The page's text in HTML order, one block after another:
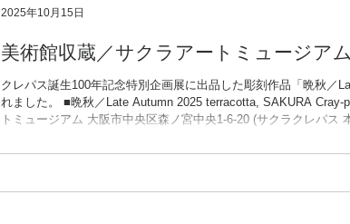
美術館収蔵／サクラアートミュージアム
クレパス誕生100年記念特別企画展に出品した彫刻作品「晩秋／
れました。 ■晩秋／Late Autumn 2025 terracotta, SAKURA
トミュージアム 大阪市中央区森ノ宮中央1-6-20 (サクラクレパス
廊（7/12〜7/19） ・鳥取展：日南町美術館（8/1～10/19）
2025年10月15日